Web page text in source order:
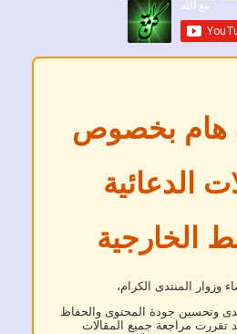
بخصوص
الكرام،
جودة المحتوى والحفاظ
جميع المقالات